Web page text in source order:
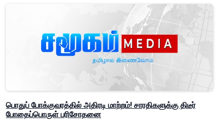
பொதுப் போக்குவரத்தில் அதிரடி மாற்றம்! சாரதிகளுக்கு திடீர்
போதைப்பொருள் பரிசோதனை